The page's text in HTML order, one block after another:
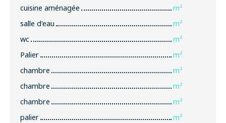
cuisine aménagée
m²
salle d'eau
m²
wc
m²
Palier
m²
chambre
m²
chambre
m²
chambre
m²
palier
m²